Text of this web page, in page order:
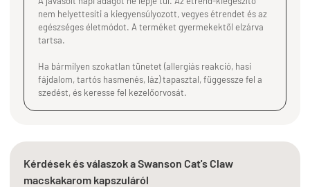
nem helyettesíti a kiegyensúlyozott, vegyes étrendet és az
egészséges életmódot. A terméket gyermekektől elzárva
tartsa.
Ha bármilyen szokatlan tünetet (allergiás reakció, hasi
fájdalom, tartós hasmenés, láz) tapasztal, függessze fel a
szedést, és keresse fel kezelőorvosát.
Kérdések és válaszok a Swanson Cat's Claw
macskakarom kapszuláról